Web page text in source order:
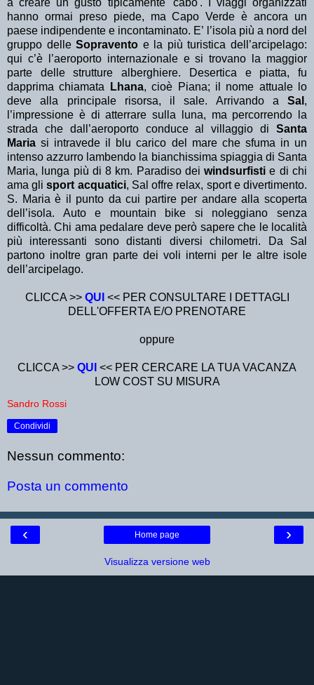
a creare un gusto tipicamente 'cabo'. I viaggi organizzati
hanno ormai preso piede, ma Capo Verde è ancora un
paese indipendente e incontaminato. E’ l’isola più a nord del
gruppo delleSopravento e la più turistica dell’arcipelago:
qui c’è l’aeroporto internazionale e si trovano la maggior
parte delle strutture alberghiere. Desertica e piatta, fu
dapprima chiamata
Lhana, cioè Piana; il nome attuale lo
deve alla principale risorsa, il sale. Arrivando a Sal ,
l’impressione è di atterrare sulla luna, ma percorrendo la
strada che dall’aeroporto conduce al villaggio di Santa
Mariasi intravede il blu carico del mare che sfuma in un
intenso azzurro lambendo la bianchissima spiaggia di Santa
Maria, lunga più di 8 km. Paradiso deiwindsurfistie di chi
ama glisport acquatici, Sal offre relax, sport e divertimento.
S. Maria è il punto da cui partire per andare alla scoperta
dell’isola. Auto e mountain bike si noleggiano senza
difficoltà. Chi ama pedalare deve però sapere che le località
più interessanti sono distanti diversi chilometri. Da Sal
partono inoltre gran parte dei voli interni per le altre isole
dell’arcipelago.
CLICCA >> QUI << PER CONSULTARE I DETTAGLI
DELL'OFFERTA E/O PRENOTARE
oppure
CLICCA >> QUI << PER CERCARE LA TUA VACANZA
LOW COST SU MISURA
Sandro Rossi
Condividi
Nessun commento:
Posta un commento
‹ ›
Home page
Visualizza versione web